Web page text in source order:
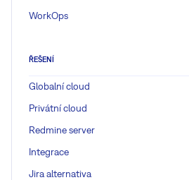
WorkOps
ŘEŠENÍ
Globalní cloud
Privátní cloud
Redmine server
Integrace
Jira alternativa